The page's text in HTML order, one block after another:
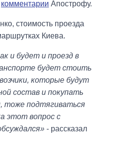
комментарии Апострофу.
стоимость проезда
Киева.
и будет и проезд в
будет стоить
которые будут
состав и покупать
тоже подтягиваться
этот вопрос с
- рассказал